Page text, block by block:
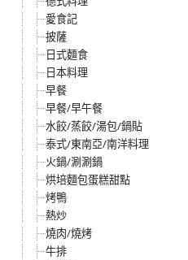
愛食記
披薩
日式麵食
日本料理
早餐
早餐/早午餐
水餃/蒸餃/湯包/鍋貼
泰式/東南亞/南洋料理
火鍋/涮涮鍋
烘培麵包蛋糕甜點
烤鴨
熱炒
燒肉/燒烤
牛排